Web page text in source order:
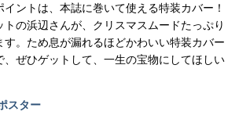
ントは、本誌に巻いて使える特装カバー！
の浜辺さんが、クリスマスムードたっぷり
す。ため息が漏れるほどかわいい特装カバー
、ぜひゲットして、一生の宝物にしてほしい
スター